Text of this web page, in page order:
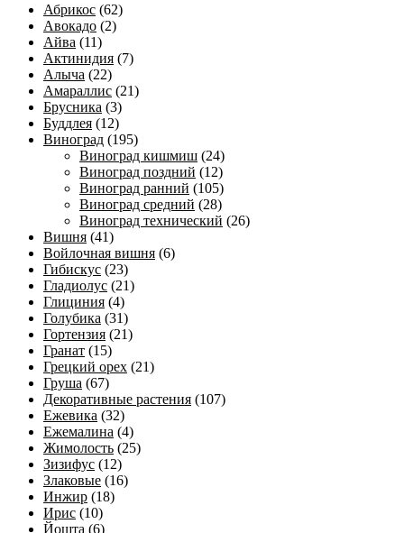
Абрикос (62)
Авокадо (2)
Айва (11)
Актинидия (7)
Алыча (22)
Амараллис (21)
Брусника (3)
Буддлея (12)
Виноград (195)
Виноград кишмиш (24)
Виноград поздний (12)
Виноград ранний (105)
Виноград средний (28)
Виноград технический (26)
Вишня (41)
Войлочная вишня (6)
Гибискус (23)
Гладиолус (21)
Глициния (4)
Голубика (31)
Гортензия (21)
Гранат (15)
Грецкий орех (21)
Груша (67)
Декоративные растения (107)
Ежевика (32)
Ежемалина (4)
Жимолость (25)
Зизифус (12)
Злаковые (16)
Инжир (18)
Ирис (10)
Йошта (6)